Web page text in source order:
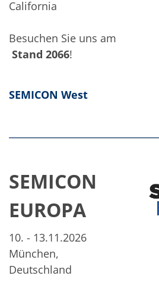
Kontakt
Kontaktformular
Kontaktformular Service
Internationale Kontakte
California
Besuchen Sie uns am
Stand 2066!
SEMICON West
SEMICON
EUROPA
10. - 13.11.2026
München,
Deutschland